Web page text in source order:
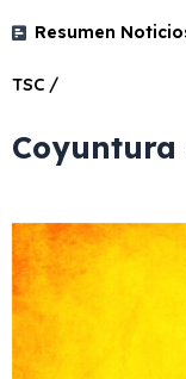
Resumen
TSC /